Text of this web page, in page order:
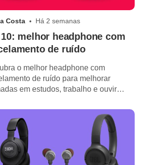
Costa Há 2 semanas
melhor headphone com
de ruído
o melhor headphone com
de ruído para melhorar
em estudos, trabalho e ouvir